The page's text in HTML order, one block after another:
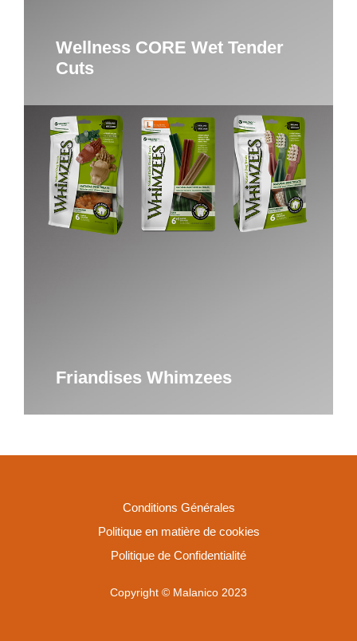
Wellness CORE Wet Tender
Cuts
Friandises Whimzees
Conditions Générales
Politique en matière de cookies
Politique de Confidentialité
Copyright © Malanico 2023